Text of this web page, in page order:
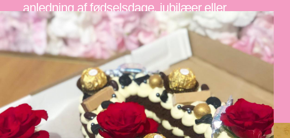
anledning af fødselsdage, jubilæer eller
særlige fejringer. De giver et særligt præg
med et individuelt touch, så de passer lige
præcis til den, eller det event, der er skal